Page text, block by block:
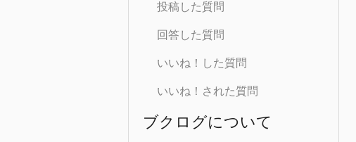
投稿した質問
回答した質問
いいね！した質問
いいね！された質問
ブクログについて